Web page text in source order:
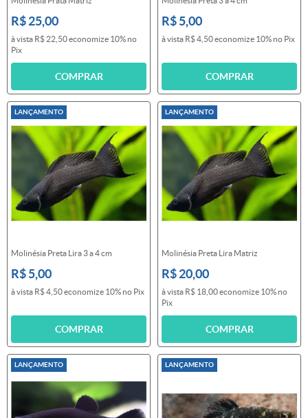
R$ 25,00
à vista R$ 22,50economize 10% no
Pix
COMPRAR
R$ 5,00
à vista R$ 4,50economize 10% no Pix
COMPRAR
LANÇAMENTO
Molinésia Preta Lira 3 a 4 cm
R$ 5,00
à vista R$ 4,50economize 10% no Pix
COMPRAR
LANÇAMENTO
Molinésia Preta Lira Matriz
R$ 20,00
à vista R$ 18,00economize 10% no
Pix
COMPRAR
LANÇAMENTO LANÇAMENTO